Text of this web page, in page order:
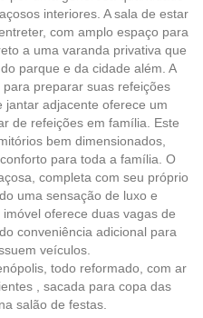
interiores. A sala de estar
com amplo espaço para
a uma varanda privativa que
parque e da cidade além. A
preparar suas refeições
adjacente oferece um
de refeições em família. Este
bem dimensionados,
para toda a família. O
completa com seu próprio
uma sensação de luxo e
oferece duas vagas de
conveniência adicional para
veículos.
todo reformado, com ar
, sacada para copa das
salão de festas.